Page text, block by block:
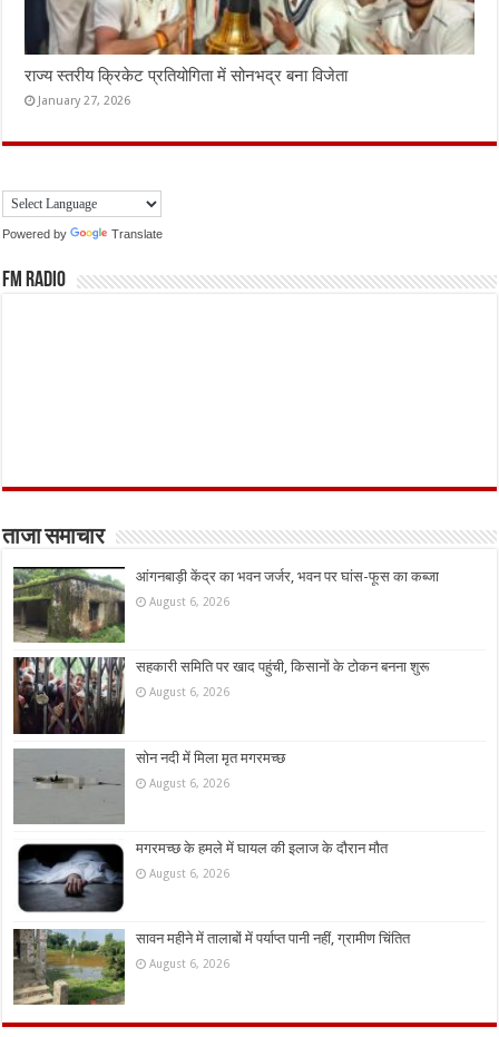
राज्य स्तरीय क्रिकेट प्रतियोगिता में सोनभद्र बना विजेता
January 27, 2026
Powered by Translate
FM Radio
ताजा समाचार
आंगनबाड़ी केंद्र का भवन जर्जर, भवन पर घांस-फूस का कब्जा
August 6, 2026
सहकारी समिति पर खाद पहुंची, किसानों के टोकन बनना शुरू
August 6, 2026
सोन नदी में मिला मृत मगरमच्छ
August 6, 2026
मगरमच्छ के हमले में घायल की इलाज के दौरान मौत
August 6, 2026
सावन महीने में तालाबों में पर्याप्त पानी नहीं, ग्रामीण चिंतित
August 6, 2026